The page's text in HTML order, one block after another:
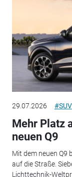
29.07.2026 #SUV
Mehr Platz
neuen Q9
Mit dem neuen Q9
auf die Straße.
Lichttechnik-